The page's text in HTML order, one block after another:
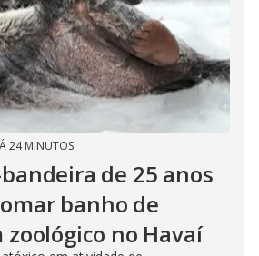
24 MINUTOS
de 25 anos
banho de
no Havaí